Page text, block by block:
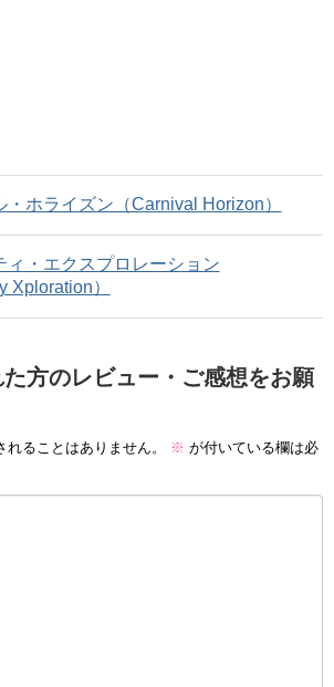
・ホライズン（Carnival Horizon）
ィ・エクスプロレーション
Xploration）
方のレビュー・ご感想をお願
ることはありません。 ※ が付いている欄は必